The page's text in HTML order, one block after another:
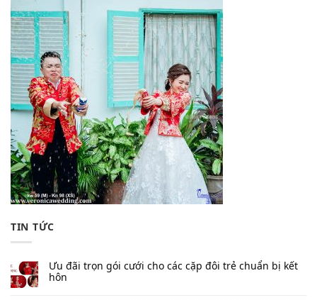
TIN TỨC
Ưu đãi trọn gói cưới cho các cặp đôi trẻ chuẩn bị kết
hôn